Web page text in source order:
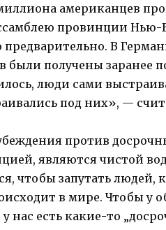
американцев
провинции Нью-
предварительно. В
были получены заранее
люди сами
под них», —
против
являются чистой
чтобы запутать людей,
в мире. Чтобы у
у нас есть какие-то